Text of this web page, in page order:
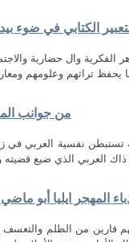
الكتابي في ضوء
وال حضارية
من جوانب
تستبطن نفسية العربي في
المهجر ايليا أبو
فارين من الظلم